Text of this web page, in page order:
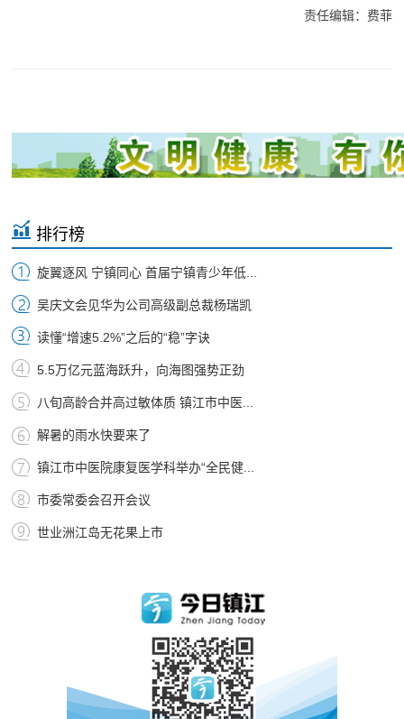
责任编辑：费菲
排行榜
旋翼逐风 宁镇同心 首届宁镇青少年低...
吴庆文会见华为公司高级副总裁杨瑞凯
读懂“增速5.2%”之后的“稳”字诀
5.5万亿元蓝海跃升，向海图强势正劲
八旬高龄合并高过敏体质 镇江市中医...
解暑的雨水快要来了
镇江市中医院康复医学科举办“全民健...
市委常委会召开会议
世业洲江岛无花果上市